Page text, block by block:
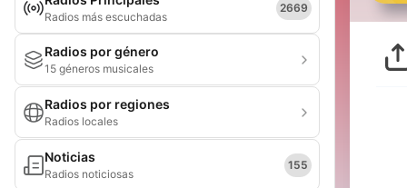
Radios más escuchadas
2669
Radios por género
15 géneros musicales
Radios por regiones
Radios locales
Noticias
Radios noticiosas
155